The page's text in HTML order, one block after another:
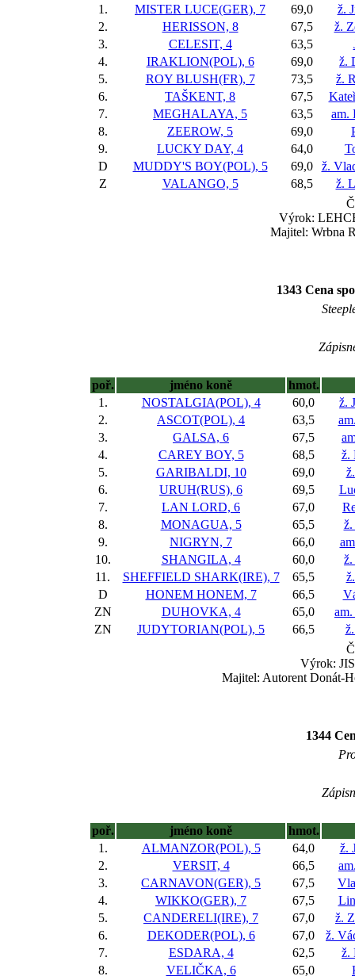
1. MISTER LUCE(GER), 7 69,0
ž.
2.
HERISSON, 8 67,5
ž.
3.
CELESIT, 4 63,5
4.
IRAKLION(POL), 6 69,0
ž.
5.
ROY BLUSH(FR), 7 73,5
ž.
6.
TAŠKENT, 8 67,5
7.
MEGHALAYA, 5 63,5
am.
8.
ZEEROW, 5 69,0
9.
LUCKY DAY, 4 64,0
D
MUDDY'S BOY(POL), 5 69,0
ž.
Z
VALANGO, 5 68,5
ž.
Výrok:
Majitel: Wrbna
1343 Cena
poř. jméno koně
hmot.
1.
NOSTALGIA(POL), 4 60,0
ž.
2.
ASCOT(POL), 4 63,5
3.
GALSA, 6 67,5
4.
CAREY BOY, 5 68,5
ž.
5.
GARIBALDI, 10 69,0
6.
URUH(RUS), 6 69,5
7.
LAN LORD, 6 67,0
8.
MONAGUA, 5 65,5
ž.
9.
NIGRYN, 7 66,0
10.
SHANGILA, 4 60,0
11.
SHEFFIELD SHARK(IRE), 7 65,5
D
HONEM HONEM, 7 66,5
ZN
DUHOVKA, 4 65,0
ZN
JUDYTORIAN(POL), 5 66,5
Výrok:
Majitel: Autorent Donát-
1344
poř. jméno koně
hmot.
1.
ALMANZOR(POL), 5 64,0
ž.
2.
VERSIT, 4 66,5
3.
CARNAVON(GER), 5 67,5
4.
WIKKO(GER), 7 67,5
5.
CANDERELI(IRE), 7 67,0
ž.
6.
DEKODER(POL), 6 67,0
ž.
7.
ESDARA, 4 62,5
ž.
8.
VELIČKA, 6 65,0